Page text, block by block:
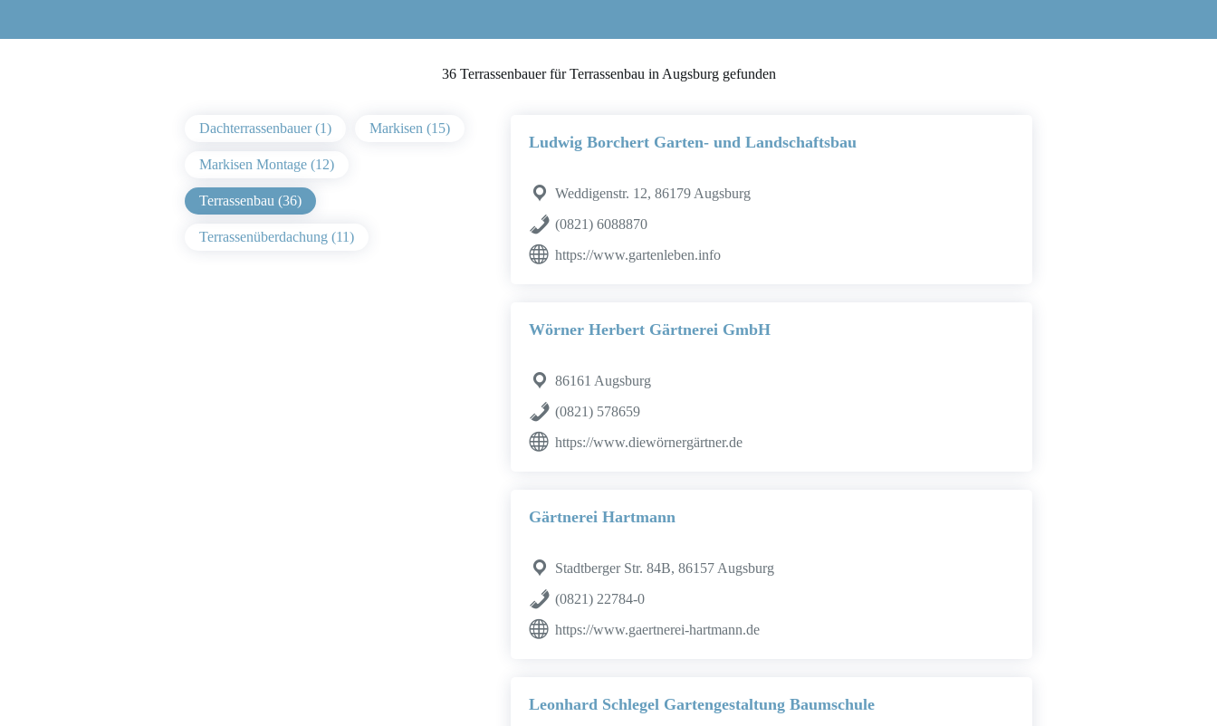
36 Terrassenbauer für Terrassenbau in Augsburg gefunden
Dachterrassenbauer (1) Markisen (15)
Markisen Montage (12)
Terrassenbau (36)
Terrassenüberdachung (11)
Ludwig Borchert Garten- und Landschaftsbau
Weddigenstr. 12, 86179 Augsburg
(0821) 6088870
https://www.gartenleben.info
Wörner Herbert Gärtnerei GmbH
86161 Augsburg
(0821) 578659
https://www.diewörnergärtner.de
Gärtnerei Hartmann
Stadtberger Str. 84B, 86157 Augsburg
(0821) 22784-0
https://www.gaertnerei-hartmann.de
Leonhard Schlegel Gartengestaltung Baumschule